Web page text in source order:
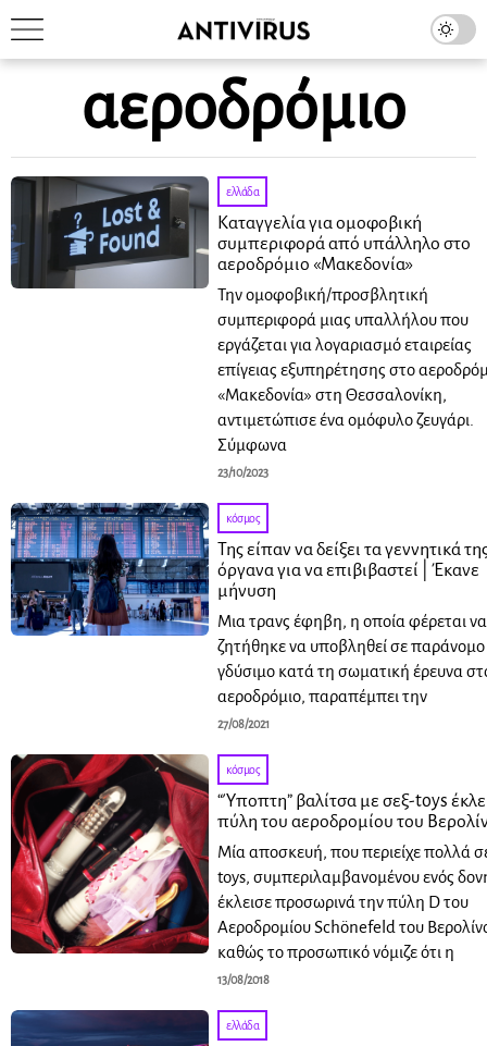
αεροδρόμιο
ελλάδα
Καταγγελία για ομοφοβική
συμπεριφορά από υπάλληλο στο
αεροδρόμιο «Μακεδονία»
Την ομοφοβική/προσβλητική
συμπεριφορά μιας υπαλλήλου που
εργάζεται για λογαριασμό εταιρείας
επίγειας εξυπηρέτησης στο
«Μακεδονία» στη Θεσσαλονίκη,
αντιμετώπισε ένα ομόφυλο ζευγάρι.
Σύμφωνα
23/10/2023
κόσμος
Της είπαν να δείξει τα γεννητικά
όργανα για να επιβιβαστεί | Έκανε
μήνυση
Μια τρανς έφηβη, η οποία φέρεται
ζητήθηκε να υποβληθεί σε παράνομο
γδύσιμο κατά τη σωματική έρευνα
αεροδρόμιο, παραπέμπει την
27/08/2021
κόσμος
“Ύποπτη” βαλίτσα με σεξ-toys
πύλη του αεροδρομίου του
Μία αποσκευή, που περιείχε πολλά
toys, συμπεριλαμβανομένου ενός
έκλεισε προσωρινά την πύλη D του
Αεροδρομίου Schönefeld του
καθώς το προσωπικό νόμιζε ότι η
13/08/2018
ελλάδα